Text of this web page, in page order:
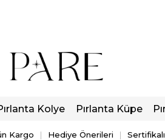
Kolye Pırlanta Küpe
Kargo Hediye Önerileri